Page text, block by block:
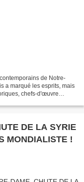
de Notre-
a marqué les esprits, mais
chefs-d'œuvre
DE LA SYRIE
MONDIALISTE !